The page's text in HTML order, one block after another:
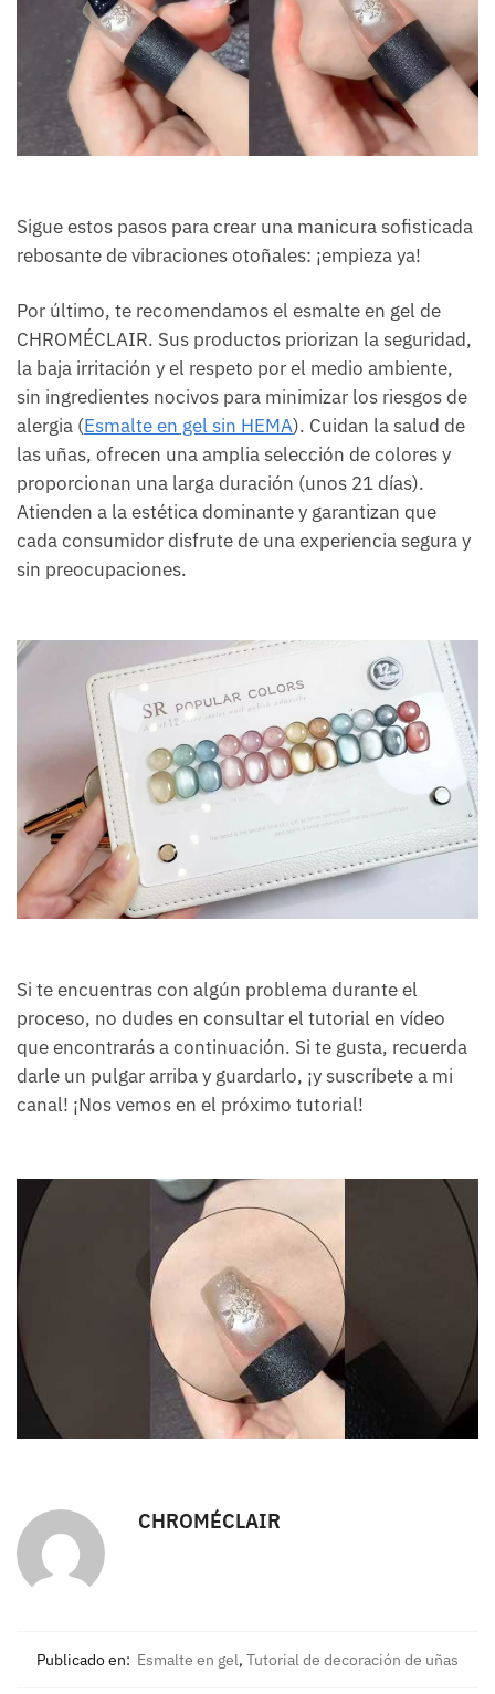
Sigue estos pasos para crear una manicura sofisticada
rebosante de vibraciones otoñales: ¡empieza ya!
Por último, te recomendamos el esmalte en gel de
CHROMÉCLAIR. Sus productos priorizan la seguridad,
la baja irritación y el respeto por el medio ambiente,
sin ingredientes nocivos para minimizar los riesgos de
alergia (Esmalte en gel sin HEMA). Cuidan la salud de
las uñas, ofrecen una amplia selección de colores y
proporcionan una larga duración (unos 21 días).
Atienden a la estética dominante y garantizan que
cada consumidor disfrute de una experiencia segura y
sin preocupaciones.
Si te encuentras con algún problema durante el
proceso, no dudes en consultar el tutorial en vídeo
que encontrarás a continuación. Si te gusta, recuerda
darle un pulgar arriba y guardarlo, ¡y suscríbete a mi
canal! ¡Nos vemos en el próximo tutorial!
CHROMÉCLAIR
Publicado en: Esmalte en gel, Tutorial de decoración de uñas